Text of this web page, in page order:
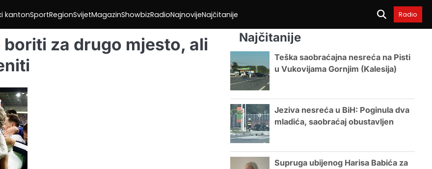
kantonSportRegionSvijetMagazinShowbizRadioNajnovijeNajčitanije Radio
za drugo mjesto, ali
Najčitanije
Teška saobraćajna nesreća na Pisti
u Vukovijama Gornjim (Kalesija)
Jeziva nesreća u BiH: Poginula dva
mladića, saobraćaj obustavljen
Supruga ubijenog Harisa Babića za